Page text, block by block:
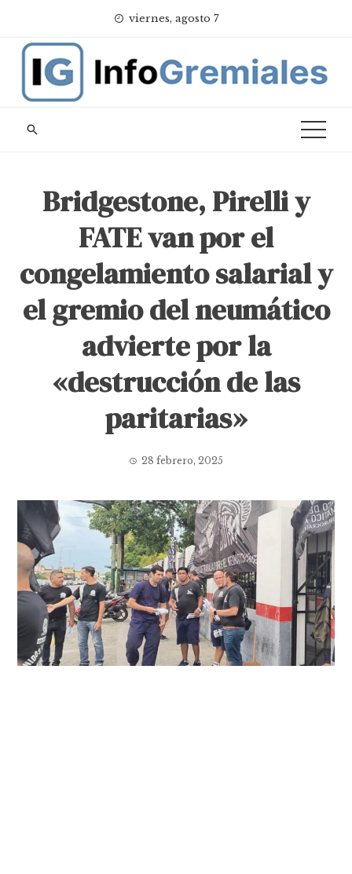
content
viernes, agosto 7
Bridgestone, Pirelli y
FATE van por el
congelamiento salarial y
el gremio del neumático
advierte por la
«destrucción de las
paritarias»
28 febrero, 2025